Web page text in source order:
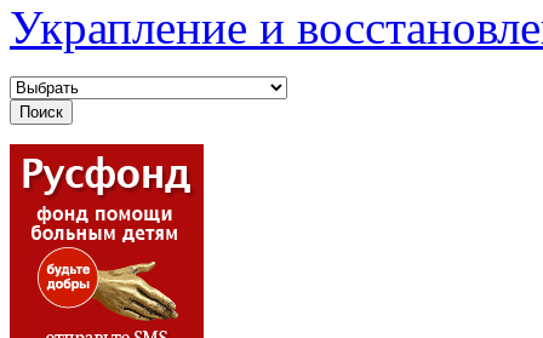
Украпление и